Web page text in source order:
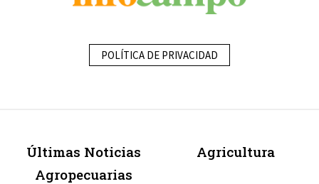
POLÍTICA DE PRIVACIDAD
Últimas Noticias
Agropecuarias
Agricultura